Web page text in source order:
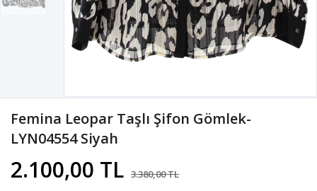
Femina Leopar Taşlı Şifon Gömlek-
LYN04554 Siyah
2.100,00 TL 3.380,00 TL